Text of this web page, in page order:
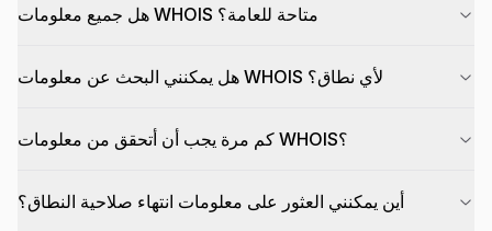
هل جميع معلومات WHOIS متاحة للعامة؟
هل يمكنني البحث عن معلومات WHOIS لأي نطاق؟
كم مرة يجب أن أتحقق من معلومات WHOIS؟
أين يمكنني العثور على معلومات انتهاء صلاحية النطاق؟